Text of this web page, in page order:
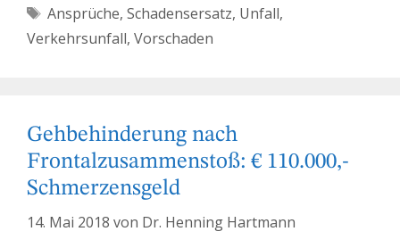
Schlagwörter
Ansprüche, Schadensersatz, Unfall,
Verkehrsunfall, Vorschaden
Gehbehinderung nach
Frontalzusammenstoß: € 110.000,-
Schmerzensgeld
14. Mai 2018 von Dr. Henning Hartmann